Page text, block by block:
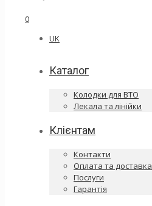
0
UK
Каталог
Колодки для ВТО
Лекала та лінійки
Клієнтам
Контакти
Оплата та доставка
Послуги
Гарантія